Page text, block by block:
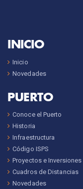
INICIO
Inicio
Novedades
PUERTO
Conoce el Puerto
Historia
Infraestructura
Código ISPS
Proyectos e Inversiones
Cuadros de Distancias
Novedades